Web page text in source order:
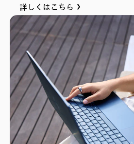
詳しくはこちら